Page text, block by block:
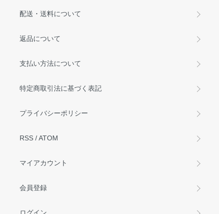
配送・送料について
返品について
支払い方法について
特定商取引法に基づく表記
プライバシーポリシー
RSS /ATOM
マイアカウント
会員登録